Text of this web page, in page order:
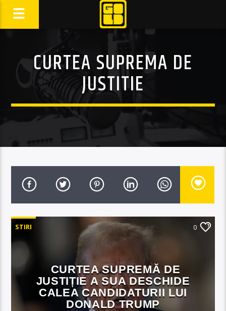
CURTEA SUPREMA DE
JUSTITIE
STIRI 0
CURTEA SUPREMĂ DE
JUSTIȚIE A SUA DESCHIDE
CALEA CANDIDATURII LUI
DONALD TRUMP